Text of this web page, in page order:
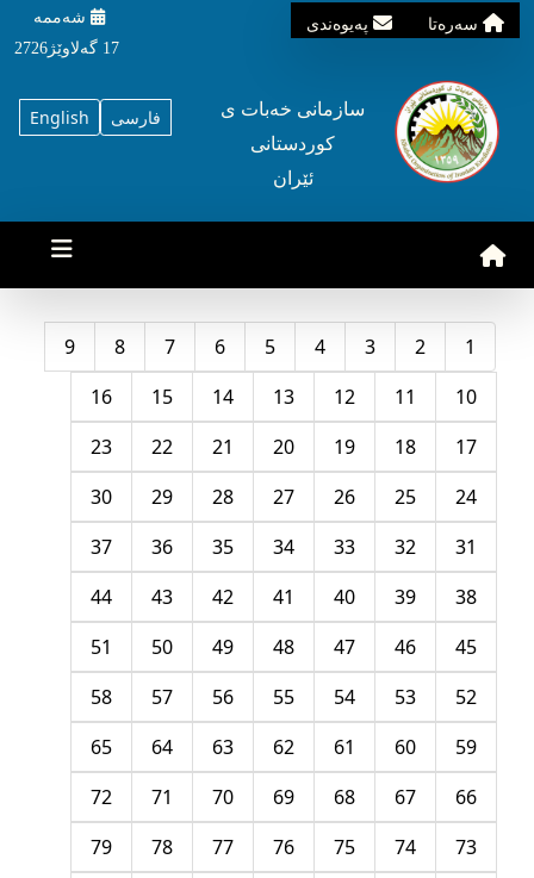
سه‌ره‌تا په‌یوه‌ندی
شه‌ممه‌
17 گه‌لاوێژ2726
English فارسی
سازمانی خه‌بات ی
کوردستانی
ئێران
1
2
3
4
5
6
7
8
9
10
11
12
13
14
15
16
17
18
19
20
21
22
23
24
25
26
27
28
29
30
31
32
33
34
35
36
37
38
39
40
41
42
43
44
45
46
47
48
49
50
51
52
53
54
55
56
57
58
59
60
61
62
63
64
65
66
67
68
69
70
71
72
73
74
75
76
77
78
79